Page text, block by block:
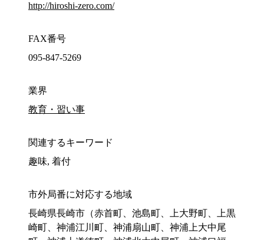
http://hiroshi-zero.com/
FAX番号
095-847-5269
業界
教育・習い事
関連するキーワード
趣味, 着付
市外局番に対応する地域
長崎県長崎市（赤首町、池島町、上大野町、上黒
崎町、神浦江川町、神浦扇山町、神浦上大中尾